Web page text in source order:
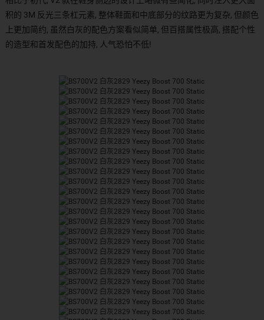
积的 3M 反光三条杠元素, 整体鞋面和中底部分的纹路更为复杂, 但颜色
上更加简约, 虽然白灰的配色方案看似简单, 但百搭属性极高, 搭配个性
的造型和首发配色的加持, 人气恐怕不低!